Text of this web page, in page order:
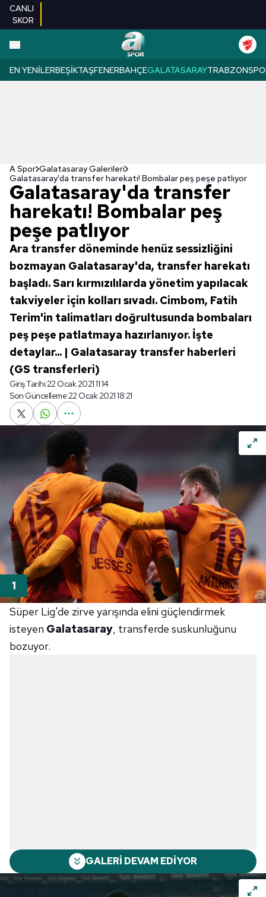
CANLI
SKOR
EN YENILERBEŞIKTAŞFENERBAHÇEGALATASARAY
A Spor Galatasaray Galerileri
Galatasaray'da transfer harekatı! Bombalar peş peşe patlıyor
Galatasaray'da transfer
harekatı! Bombalar peş
peşe patlıyor
Ara transfer döneminde henüz sessizliğini
bozmayan Galatasaray'da, transfer harekatı
başladı. Sarı kırmızılılarda yönetim yapılacak
takviyeler için kolları sıvadı. Cimbom, Fatih
Terim'in talimatları doğrultusunda bombaları
peş peşe patlatmaya hazırlanıyor. İşte
detaylar... | Galatasaray transfer haberleri
(GS transferleri)
Giriş Tarihi:22 Ocak 2021 11:14
Son Güncelleme:22 Ocak 2021 18:21
Süper Lig'de zirve yarışında elini güçlendirmek
isteyen Galatasaray, transferde suskunluğunu
bozuyor.
GALERİ DEVAM EDİYOR